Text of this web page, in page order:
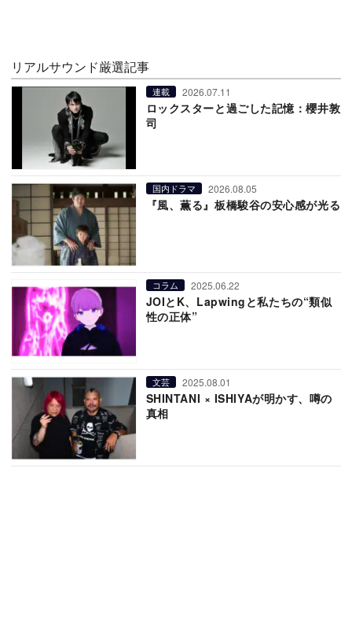
リアルサウンド厳選記事
連載 2026.07.11
ロックスターと過ごした記憶：櫻井敦
司
国内ドラマ 2026.08.05
『風、薫る』板橋駿谷の安心感が光る
コラム 2025.06.22
JOIとK、Lapwingと私たちの“類似
性の正体”
文芸 2025.08.01
SHINTANI × ISHIYAが明かす、噂の
真相